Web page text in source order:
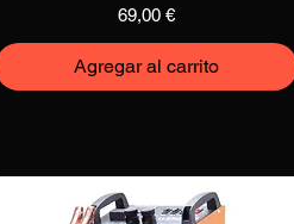
Precio
69,00 €
Agregar al carrito